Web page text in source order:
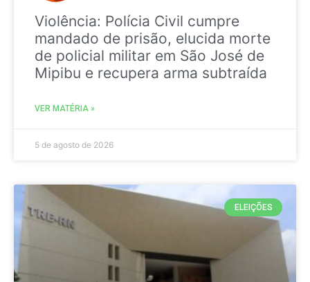
Violência: Polícia Civil cumpre
mandado de prisão, elucida morte
de policial militar em São José de
Mipibu e recupera arma subtraída
VER MATÉRIA »
5 de agosto de 2026
ELEIÇÕES